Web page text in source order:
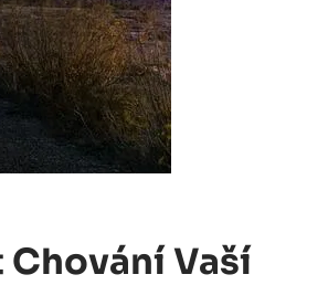
Chování Vaší